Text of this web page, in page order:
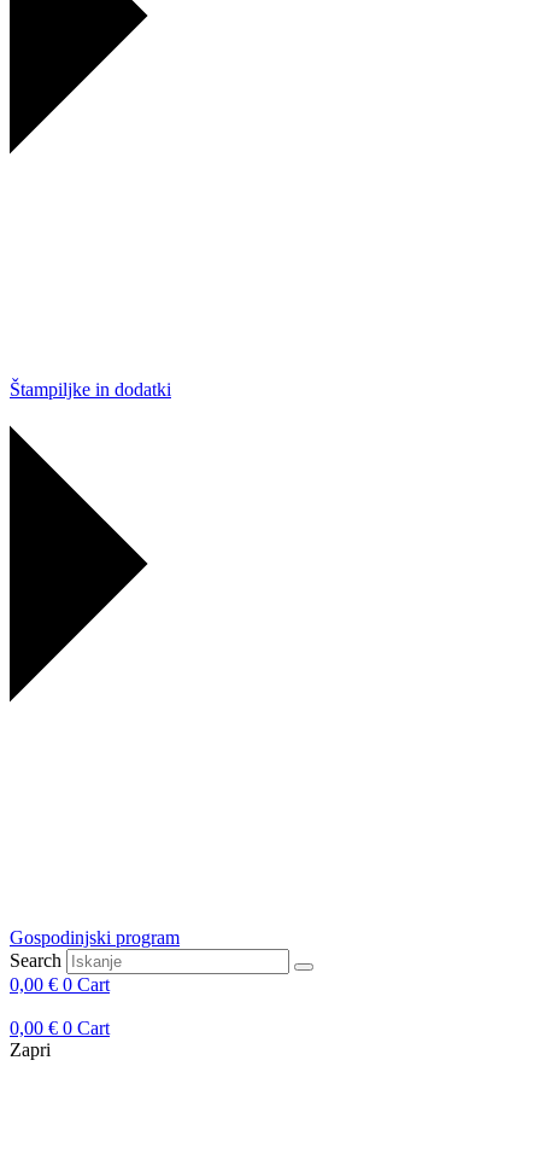
Štampiljke in dodatki
Gospodinjski program
Search
0,00 € 0 Cart
0,00 € 0 Cart
Zapri